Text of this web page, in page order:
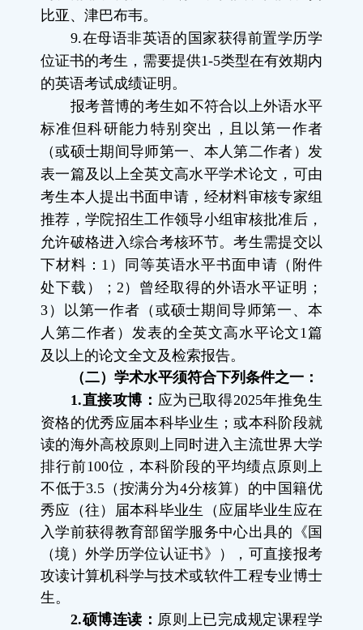
比亚、津巴布韦。
9.在母语非英语的国家获得前置学历学
位证书的考生，需要提供1-5类型在有效期内
的英语考试成绩证明。
报考普博的考生如不符合以上外语水平
标准但科研能力特别突出，且以第一作者
（或硕士期间导师第一、本人第二作者）发
表一篇及以上全英文高水平学术论文，可由
考生本人提出书面申请，经材料审核专家组
推荐，学院招生工作领导小组审核批准后，
允许破格进入综合考核环节。考生需提交以
下材料： 1 ）同等英语水平书面申请（附件
处下载）； 2 ）曾经取得的外语水平证明；
3 ）以第一作者（或硕士期间导师第一、本
人第二作者）发表的全英文高水平论文1篇
及以上的论文全文及检索报告。
（二）学术水平须符合下列条件之一 ：
1.直接攻博 ： 应为已取得2025年推免生
资格的优秀应届本科毕业生； 或本科阶段就
读的海外高校原则上同时进入主流世界大学
排行前100位，本科阶段的平均绩点原则上
不低于3.5（按满分为4分核算）的中国籍优
秀应（往）届本科毕业生（应届毕业生应在
入学前获得教育部留学服务中心出具的《国
（境）外学历学位认证书》）
，可直接报考
攻读计算机科学与技术或软件工程专业博士
生。
2.硕博连读 ： 原则上已完成规定课程学